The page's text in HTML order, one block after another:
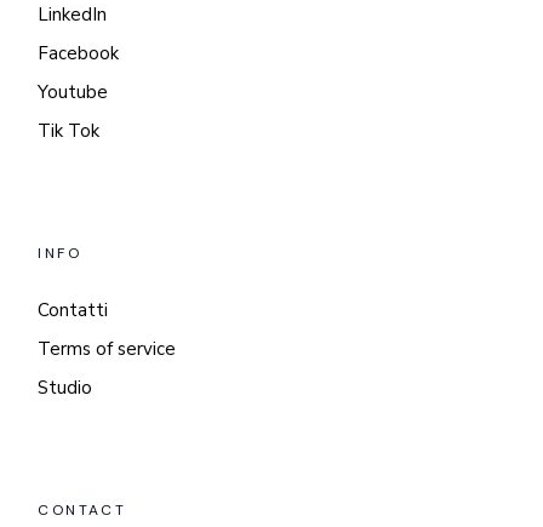
LinkedIn
Facebook
Youtube
Tik Tok
INFO
Contatti
Terms of service
Studio
CONTACT